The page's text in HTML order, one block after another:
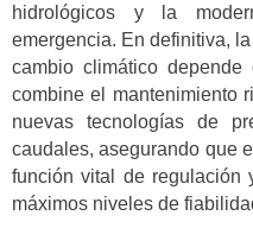
hidrológicos y la
emergencia. En definitiva,
cambio climático
combine el mantenimiento
nuevas tecnologías de
caudales, asegurando que
función vital de regulación
máximos niveles de